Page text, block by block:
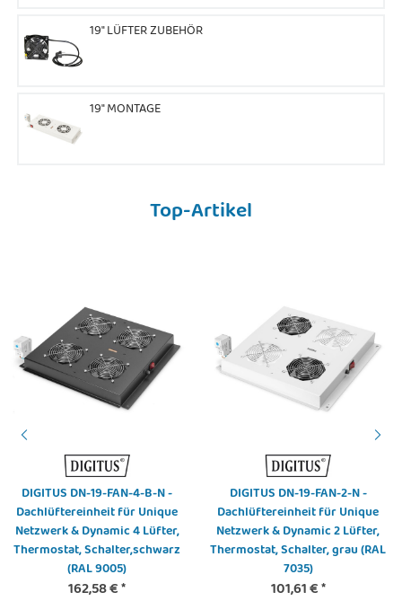
19" LÜFTER ZUBEHÖR
19" MONTAGE
Top-Artikel
DIGITUS DN-19-FAN-4-B-N -
Dachlüftereinheit für Unique
Netzwerk & Dynamic 4 Lüfter,
Thermostat, Schalter,schwarz
(RAL 9005)
162,58 €*
DIGITUS DN-19-FAN-2-N -
Dachlüftereinheit für Unique
Netzwerk & Dynamic 2 Lüfter,
Thermostat, Schalter, grau (RAL
7035)
101,61 €*